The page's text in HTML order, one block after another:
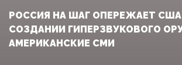
РОССИЯ НА ШАГ ОПЕРЕЖАЕТ США
СОЗДАНИИ ГИПЕРЗВУКОВОГО
АМЕРИКАНСКИЕ СМИ